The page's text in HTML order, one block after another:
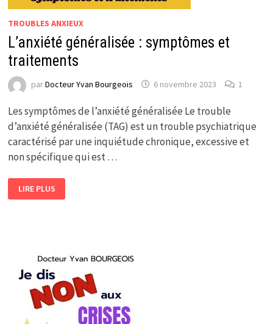
TROUBLES ANXIEUX
L’anxiété généralisée : symptômes et
traitements
parDocteur Yvan Bourgeois 6 novembre 2023 1
Les symptômes de l’anxiété généralisée Le trouble
d’anxiété généralisée (TAG) est un trouble psychiatrique
caractérisé par une inquiétude chronique, excessive et
non spécifique qui est …
L’ANXIÉTÉ
GÉNÉRALISÉE
:
LIRE PLUS